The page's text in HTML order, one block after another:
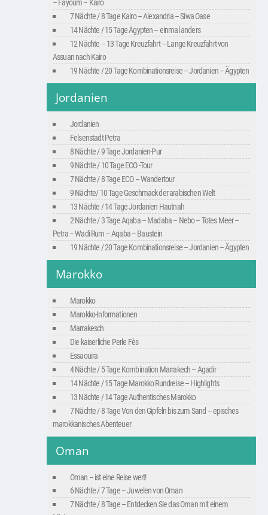
– Fayoum – Kairo
7 Nächte / 8 Tage Kairo – Alexandria – Siwa Oase
14 Nächte / 15 Tage Ägypten – einmal anders
12 Nächte – 13 Tage Kreuzfahrt – Lange Kreuzfahrt von
Assuan nach Kairo
19 Nächte / 20 Tage Kombinationsreise – Jordanien – Ägypten
Jordanien
Jordanien
Felsenstadt Petra
8 Nächte / 9 Tage Jordanien-Pur
9 Nächte / 10 Tage ECO -Tour
7 Nächte / 8 Tage ECO – Wandertour
9 Nächte/ 10 Tage Geschmack der arabischen Welt
13 Nächte / 14 Tage Jordanien Hautnah
2 Nächte / 3 Tage Aqaba – Madaba – Nebo – Totes Meer –
Petra – Wadi Rum – Aqaba – Baustein
19 Nächte / 20 Tage Kombinationsreise – Jordanien – Ägypten
Marokko
Marokko
Marokko-Informationen
Marrakesch
Die kaiserliche Perle Fès
Essaouira
4 Nächte / 5 Tage Kombination Marrakech – Agadir
14 Nächte / 15 Tage Marokko Rundreise – Highlights
13 Nächte / 14 Tage Authentisches Marokko
7 Nächte / 8 Tage Von den Gipfeln bis zum Sand – episches
marokkanisches Abenteuer
Oman
Oman – ist eine Reise wert!
6 Nächte / 7 Tage – Juwelen von Oman
7 Nächte / 8 Tage – Entdecken Sie das Oman mit einem